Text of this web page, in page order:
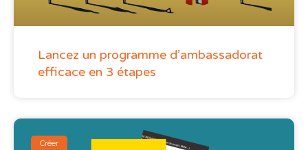
Lancez un programme d’ambassadorat
efficace en 3 étapes
Créer